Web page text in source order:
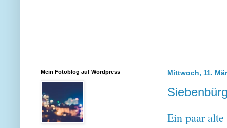
Mittwoch, 11.
Ein paar
Mein Fotoblog auf Wordpress